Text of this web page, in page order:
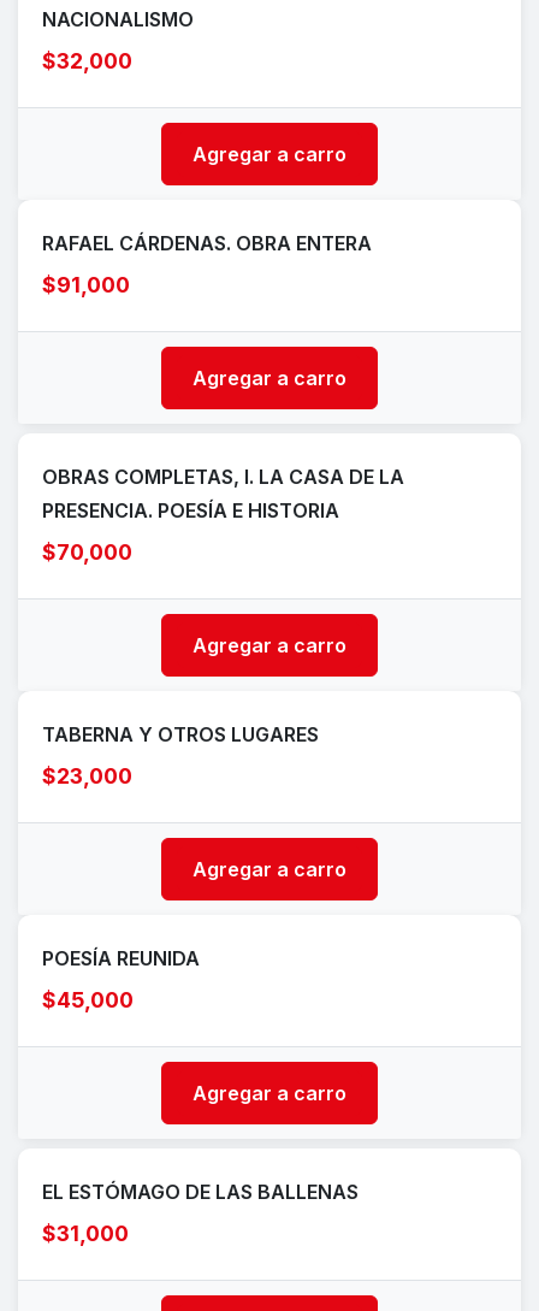
NACIONALISMO
$32,000
Agregar a carro
RAFAEL CÁRDENAS. OBRA ENTERA
$91,000
Agregar a carro
OBRAS COMPLETAS, I. LA CASA DE LA
PRESENCIA. POESÍA E HISTORIA
$70,000
Agregar a carro
TABERNA Y OTROS LUGARES
$23,000
Agregar a carro
POESÍA REUNIDA
$45,000
Agregar a carro
EL ESTÓMAGO DE LAS BALLENAS
$31,000